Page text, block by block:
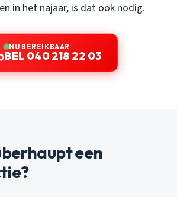
in het najaar, is dat ook nodig.
NU BEREIKBAAR
BEL 040 218 22 03
een